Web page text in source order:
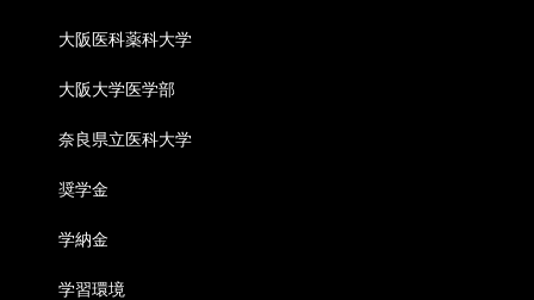
大阪医科薬科大学
大阪大学医学部
奈良県立医科大学
奨学金
学納金
学習環境